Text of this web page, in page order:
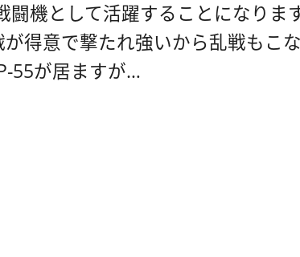
機として活躍することになりま
得意で撃たれ強いから乱戦もこ
55が居ますが…